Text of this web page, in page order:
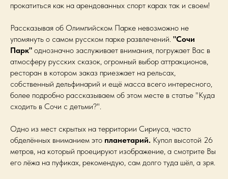
прокатиться как на арендованных спорт карах так и своем!
Рассказывая об Олимпийском Парке невозможно не
упомянуть о самом русском парке развлечений. "Сочи
Парк" однозначно заслуживает внимания, погружает Вас в
атмосферу русских сказок, огромный выбор аттракционов,
ресторан в котором заказ приезжает на рельсах,
собственный дельфинарий и ещё масса всего интересного,
более подробно рассказываем об этом месте в статье "Куда
сходить в Сочи с детьми?".
Одно из мест скрытых на территории Сириуса, часто
обделённых вниманием это планетарий. Купол высотой 26
метров, на который проецируют изображение, а смотрите Вы
его лёжа на пуфиках, рекомендую, сам долго туда шёл, а зря.